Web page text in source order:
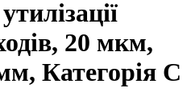
20 мкм,
Категорія С